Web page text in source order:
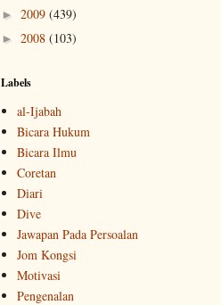
► 2009 (439)
► 2008 (103)
Labels
al-Ijabah
Bicara Hukum
Bicara Ilmu
Coretan
Diari
Dive
Jawapan Pada Persoalan
Jom Kongsi
Motivasi
Pengenalan